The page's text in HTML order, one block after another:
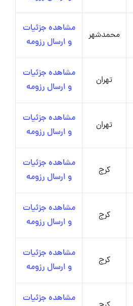
محمدشهر
مشاهده جزئیات
و ارسال رزومه
تهران
مشاهده جزئیات
و ارسال رزومه
تهران
مشاهده جزئیات
و ارسال رزومه
کرج
مشاهده جزئیات
و ارسال رزومه
کرج
مشاهده جزئیات
و ارسال رزومه
کرج
مشاهده جزئیات
و ارسال رزومه
مشاهده جزئیات